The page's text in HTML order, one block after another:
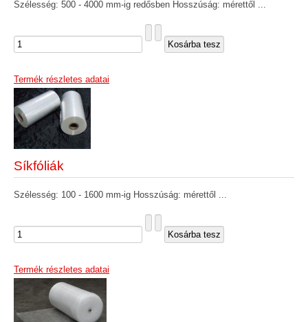
Szélesség: 500 - 4000 mm-ig redősben Hosszúság: mérettől ...
Termék részletes adatai
Síkfóliák
Szélesség: 100 - 1600 mm-ig Hosszúság: mérettől ...
Termék részletes adatai